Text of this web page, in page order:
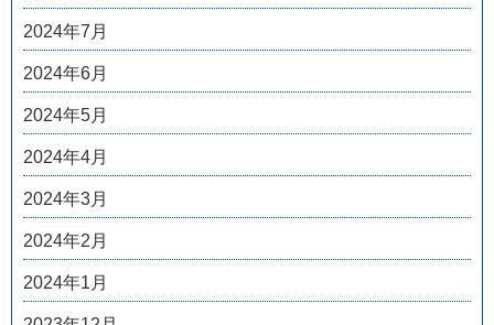
2024年7月
2024年6月
2024年5月
2024年4月
2024年3月
2024年2月
2024年1月